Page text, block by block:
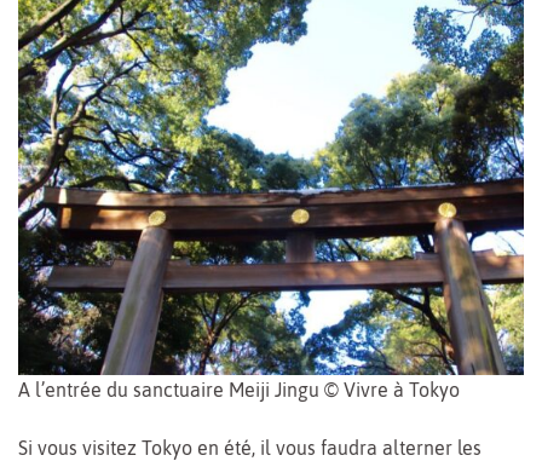
A l’entrée du sanctuaire Meiji Jingu © Vivre à Tokyo
Si vous visitez Tokyo en été, il vous faudra alterner les